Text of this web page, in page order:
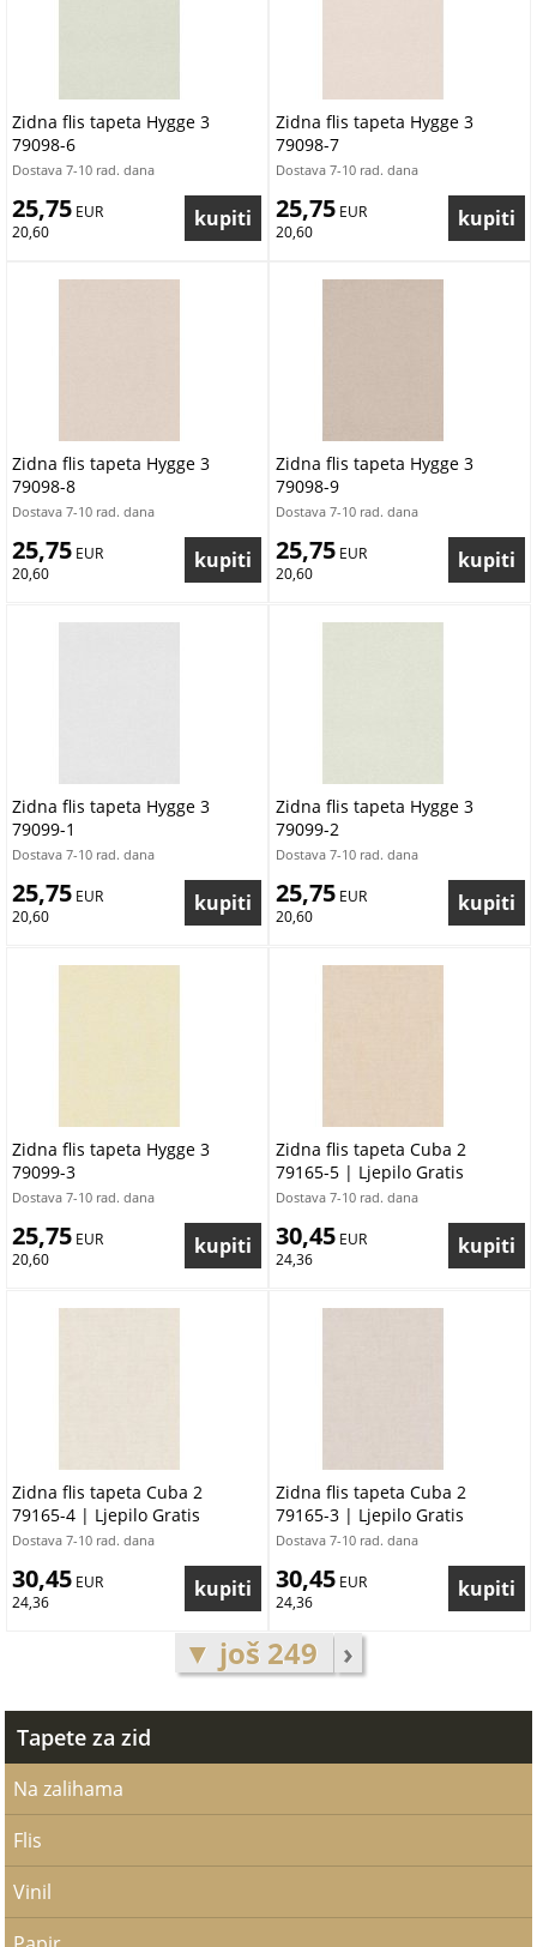
Zidna flis tapeta Hygge 3
79098-6
Dostava 7-10 rad. dana
25,75 EUR
20,60
Zidna flis tapeta Hygge 3
79098-7
Dostava 7-10 rad. dana
25,75 EUR
20,60
Zidna flis tapeta Hygge 3
79098-8
Dostava 7-10 rad. dana
25,75 EUR
20,60
Zidna flis tapeta Hygge 3
79098-9
Dostava 7-10 rad. dana
25,75 EUR
20,60
Zidna flis tapeta Hygge 3
79099-1
Dostava 7-10 rad. dana
25,75 EUR
20,60
Zidna flis tapeta Hygge 3
79099-2
Dostava 7-10 rad. dana
25,75 EUR
20,60
Zidna flis tapeta Hygge 3
79099-3
Dostava 7-10 rad. dana
25,75 EUR
20,60
Zidna flis tapeta Cuba 2
79165-5 | Ljepilo Gratis
Dostava 7-10 rad. dana
30,45 EUR
24,36
Zidna flis tapeta Cuba 2
79165-4 | Ljepilo Gratis
Dostava 7-10 rad. dana
30,45 EUR
24,36
Zidna flis tapeta Cuba 2
79165-3 | Ljepilo Gratis
Dostava 7-10 rad. dana
30,45 EUR
24,36
▼ još 249 ›
Tapete za zid
Na zalihama
Flis
Vinil